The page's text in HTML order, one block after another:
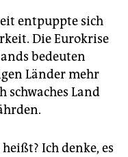
entpuppte sich
Die Eurokrise
bedeuten
Länder mehr
schwaches Land
Ich denke, es